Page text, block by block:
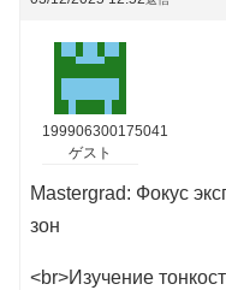
199906300175041
ゲスト
Mastergrad: Фокус
зон
<br>Изучение